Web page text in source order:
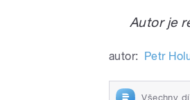
Autor je
autor: Petr
Všechny